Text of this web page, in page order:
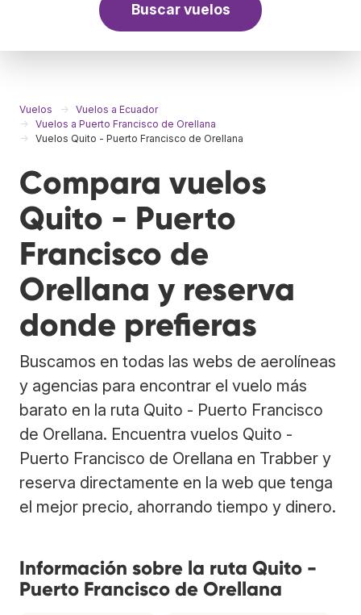
Buscar vuelos
Vuelos
Vuelos a Ecuador
Vuelos a Puerto Francisco de Orellana
Vuelos Quito - Puerto Francisco de Orellana
Compara vuelos
Quito - Puerto
Francisco de
Orellana y reserva
donde prefieras
Buscamos en todas las webs de aerolíneas
y agencias para encontrar el vuelo más
barato en la ruta Quito - Puerto Francisco
de Orellana. Encuentra vuelos Quito -
Puerto Francisco de Orellana en Trabber y
reserva directamente en la web que tenga
el mejor precio, ahorrando tiempo y dinero.
Información sobre la ruta Quito -
Puerto Francisco de Orellana